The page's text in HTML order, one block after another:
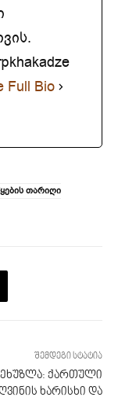
Full Bio
თარიღი
შემდეგი სტატია
ქართული
ხარისხი და